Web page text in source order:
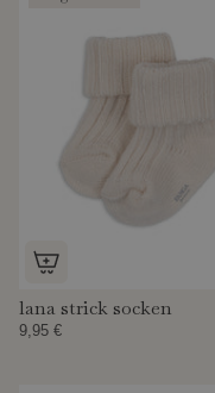
lana strick socken
9,95 €